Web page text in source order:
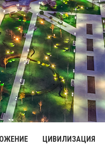
ЦИВИЛИЗАЦИЯ